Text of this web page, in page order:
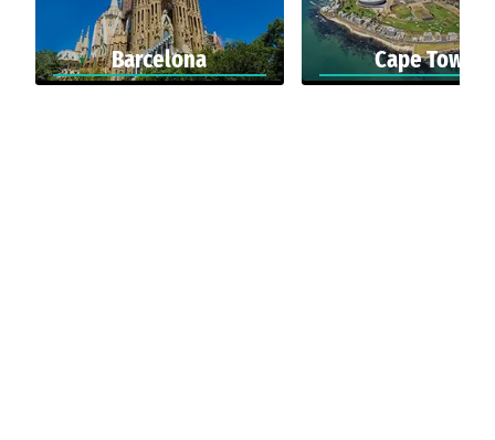
Barcelona Cape Town